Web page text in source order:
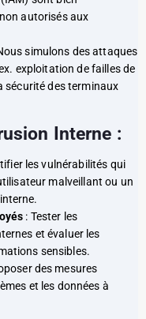
autorisés aux
simulons des attaques
exploitation de failles de
sécurité des terminaux
Interne :
les vulnérabilités qui
malveillant ou un
: Tester les
et évaluer les
sensibles.
des mesures
et les données à